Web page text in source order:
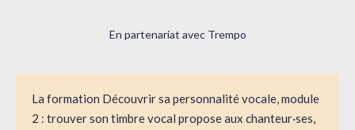
En partenariat avec Trempo
La formation Découvrir sa personnalité vocale, module
2 : trouver son timbre vocal propose aux chanteur·ses,